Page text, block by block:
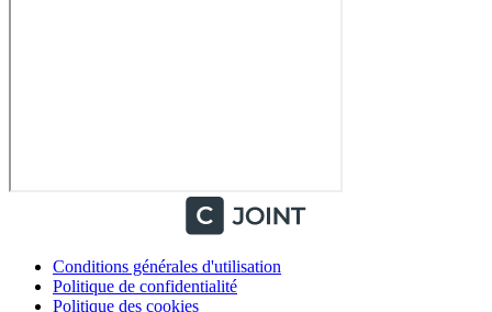
Conditions générales d'utilisation
Politique de confidentialité
Politique des cookies